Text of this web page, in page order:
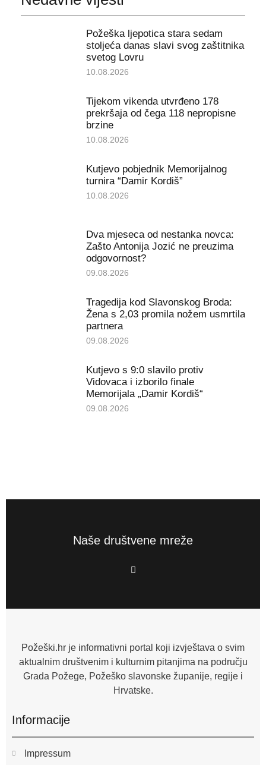
Požeška ljepotica stara sedam
stoljeća danas slavi svog zaštitnika
svetog Lovru
10.08.2026
Tijekom vikenda utvrđeno 178
prekršaja od čega 118 nepropisne
brzine
10.08.2026
Kutjevo pobjednik Memorijalnog
turnira “Damir Kordiš”
10.08.2026
Dva mjeseca od nestanka novca:
Zašto Antonija Jozić ne preuzima
odgovornost?
09.08.2026
Tragedija kod Slavonskog Broda:
Žena s 2,03 promila nožem usmrtila
partnera
09.08.2026
Kutjevo s 9:0 slavilo protiv
Vidovaca i izborilo finale
Memorijala „Damir Kordiš“
09.08.2026
Naše društvene mreže
F
a
o
f
Požeški.hr je informativni portal koji izvještava o svim
aktualnim društvenim i kulturnim pitanjima na području
Grada Požege, Požeško slavonske županije, regije i
Hrvatske.
Informacije
Impressum